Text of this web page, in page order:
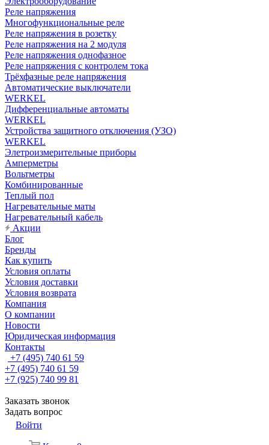
Реле напряжения
Многофункциональные реле
Реле напряжения в розетку
Реле напряжения на 2 модуля
Реле напряжения однофазное
Реле напряжения с контролем тока
Трёхфазные реле напряжения
Автоматические выключатели
WERKEL
Дифференциальные автоматы
WERKEL
Устройства защитного отключения (УЗО)
WERKEL
Элетроизмерительные приборы
Амперметры
Вольтметры
Комбинированные
Теплый пол
Нагревательные маты
Нагревательный кабель
Акции
Блог
Бренды
Как купить
Условия оплаты
Условия доставки
Условия возврата
Компания
О компании
Новости
Юридическая информация
Контакты
+7 (495) 740 61 59
+7 (495) 740 61 59
+7 (925) 740 99 81
Заказать звонок
Задать вопрос
Войти